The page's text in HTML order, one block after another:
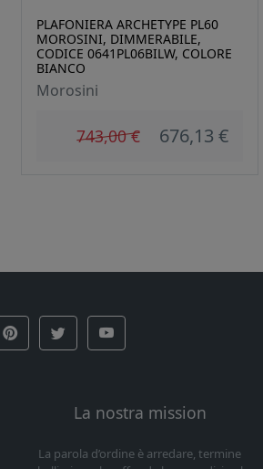
PLAFONIERA ARCHETYPE PL60
MOROSINI, DIMMERABILE,
CODICE 0641PL06BILW, COLORE
BIANCO
Morosini
743,00 € 676,13 €
La nostra mission
La parola d’ordine è arredare, termine